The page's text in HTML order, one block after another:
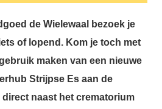
de Wielewaal bezoek je
of lopend. Kom je toch met
maken van een nieuwe
Strijpse Es aan de
naast het crematorium